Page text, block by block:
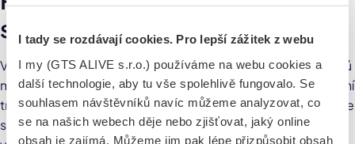
I tady se rozdávají cookies. Pro lepší zážitek z webu
I my (GTS ALIVE s.r.o.) používáme na webu cookies a
další technologie, aby tu vše spolehlivě fungovalo. Se
souhlasem návštěvníků navíc můžeme analyzovat, co
se na našich webech děje nebo zjišťovat, jaký online
obsah je zajímá. Můžeme jim pak lépe přizpůsobit obsah
servis
Vzdělání na UNYP je silně zaměřené na praxi. Většina lektorů
má zkušenosti z reálného byznysu a do výuky přináší aktuální
trendy. Navíc máš k dispozici Career office, které ti pomůže
s psaním CV, přípravou na pohovory a zprostředkuje ti stáže